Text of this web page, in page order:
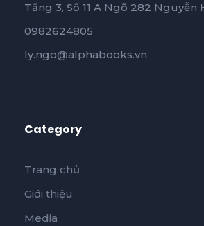
Tầng 3, Số 11 A Ngõ 282 Nguyễn
0982624805
ly.ngo@alphabooks.vn
Category
Trang chủ
Giới thiệu
Media